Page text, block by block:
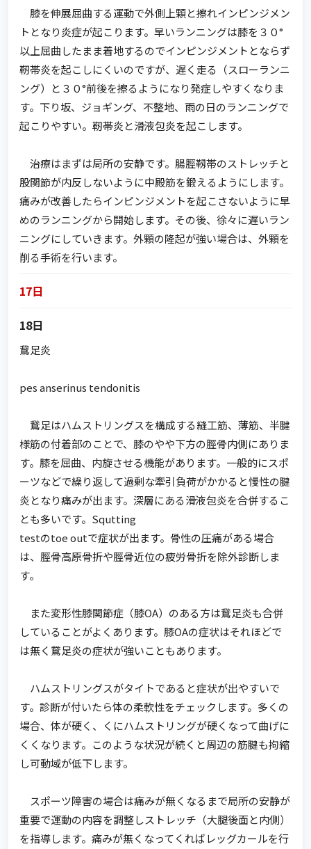
膝を伸展屈曲する運動で外側上顆と擦れインピンジメン
トとなり炎症が起こります。早いランニングは膝を３０°
以上屈曲したまま着地するのでインピンジメントとならず
靭帯炎を起こしにくいのですが、遅く走る（スローランニ
ング）と３０°前後を擦るようになり発症しやすくなりま
す。下り坂、ジョギング、不整地、雨の日のランニングで
起こりやすい。靭帯炎と滑液包炎を起こします。
治療はまずは局所の安静です。腸脛靱帯のストレッチと
股関節が内反しないように中殿筋を鍛えるようにします。
痛みが改善したらインピンジメントを起こさないように早
めのランニングから開始します。その後、徐々に遅いラン
ニングにしていきます。外顆の隆起が強い場合は、外顆を
削る手術を行います。
17日
18日
鵞足炎
pes anserinus tendonitis
鵞足はハムストリングスを構成する縫工筋、薄筋、半腱
様筋の付着部のことで、膝のやや下方の脛骨内側にありま
す。膝を屈曲、内旋させる機能があります。一般的にスポ
ーツなどで繰り返して過剰な牽引負荷がかかると慢性の腱
炎となり痛みが出ます。深層にある滑液包炎を合併するこ
とも多いです。Squtting
testのtoe outで症状が出ます。骨性の圧痛がある場合
は、脛骨高原骨折や脛骨近位の疲労骨折を除外診断しま
す。
また変形性膝関節症（膝OA）のある方は鵞足炎も合併
していることがよくあります。膝OAの症状はそれほどで
は無く鵞足炎の症状が強いこともあります。
ハムストリングスがタイトであると症状が出やすいで
す。診断が付いたら体の柔軟性をチェックします。多くの
場合、体が硬く、くにハムストリングが硬くなって曲げに
くくなります。このような状況が続くと周辺の筋腱も拘縮
し可動域が低下します。
スポーツ障害の場合は痛みが無くなるまで局所の安静が
重要で運動の内容を調整しストレッチ（大腿後面と内側）
を指導します。痛みが無くなってくればレッグカールを行